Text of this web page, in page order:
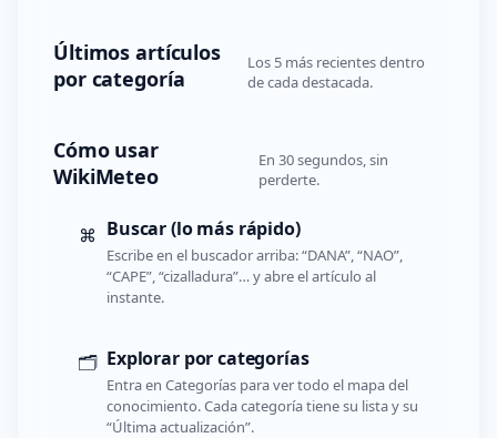
Últimos artículos
por categoría
Los 5 más recientes dentro
de cada destacada.
Cómo usar
WikiMeteo
En 30 segundos, sin
perderte.
⌘ Buscar (lo más rápido)
Escribe en el buscador arriba: “DANA”, “NAO”,
“CAPE”, “cizalladura”… y abre el artículo al
instante.
🗂️ Explorar por categorías
Entra en Categorías para ver todo el mapa del
conocimiento. Cada categoría tiene su lista y su
“Última actualización”.